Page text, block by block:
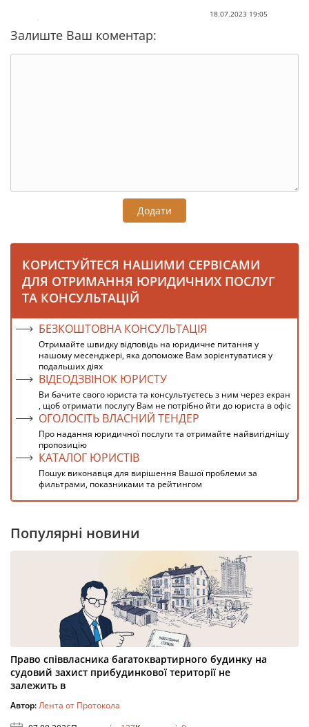
18.07.2023 19:05
Залиште Ваш коментар:
Додати
КОРИСТУЙТЕСЯ НАШИМИ СЕРВІСАМИ
ДЛЯ ОТРИМАННЯ ЮРИДИЧНИХ ПОСЛУГ
ТА КОНСУЛЬТАЦІЙ
БЕЗКОШТОВНА КОНСУЛЬТАЦІЯ
Отримайте швидку відповідь на юридичне питання у
нашому месенджері, яка допоможе Вам зорієнтуватися у
подальших діях
ВІДЕОДЗВІНОК ЮРИСТУ
Ви бачите свого юриста та консультуєтесь з ним через екран
, щоб отримати послугу Вам не потрібно йти до юриста в офіс
ОГОЛОСІТЬ ВЛАСНИЙ ТЕНДЕР
Про надання юридичної послуги та отримайте найвигіднішу
пропозицію
КАТАЛОГ ЮРИСТІВ
Пошук виконавця для вирішення Вашої проблеми за
фильтрами, показниками та рейтингом
Популярні новини
Право співвласника багатоквартирного будинку на
судовий захист прибудинкової території не
залежить в
Автор:Лента от Протокола